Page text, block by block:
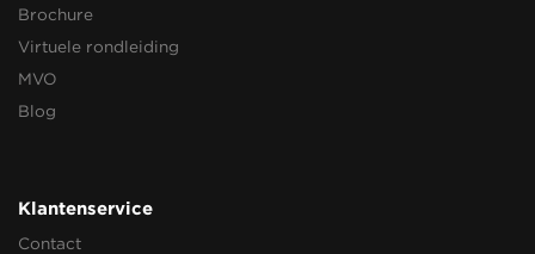
Brochure
Virtuele rondleiding
MVO
Blog
Klantenservice
Contact